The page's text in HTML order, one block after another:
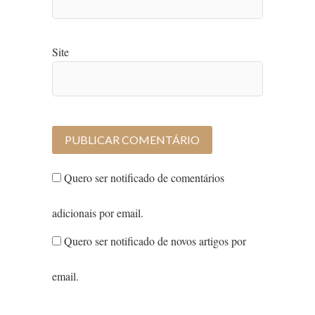
Site
Quero ser notificado de comentários
adicionais por email.
Quero ser notificado de novos artigos por
email.